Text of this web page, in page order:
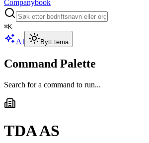
Companybook
⌘K
AI Bytt tema
Command Palette
Search for a command to run...
TDA AS